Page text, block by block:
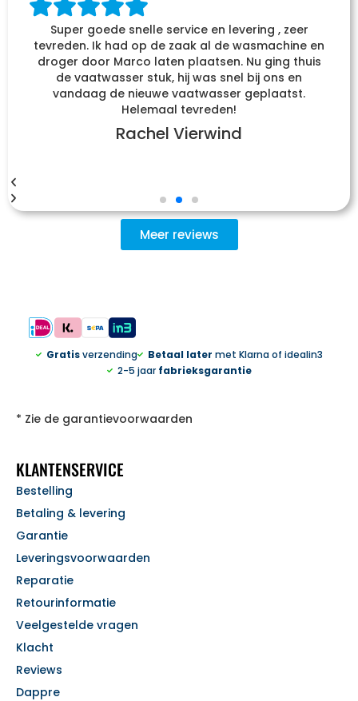
Super goede snelle service en levering , zeer
tevreden. Ik had op de zaak al de wasmachine en
droger door Marco laten plaatsen. Nu ging thuis
de vaatwasser stuk, hij was snel bij ons en
vandaag de nieuwe vaatwasser geplaatst.
Helemaal tevreden!
Rachel Vierwind
Meer reviews
Gratisverzending Betaal later met Klarna of idealin3
2-5 jaar fabrieksgarantie
* Zie de garantievoorwaarden
KLANTENSERVICE
Bestelling
Betaling & levering
Garantie
Leveringsvoorwaarden
Reparatie
Retourinformatie
Veelgestelde vragen
Klacht
Reviews
Dappre